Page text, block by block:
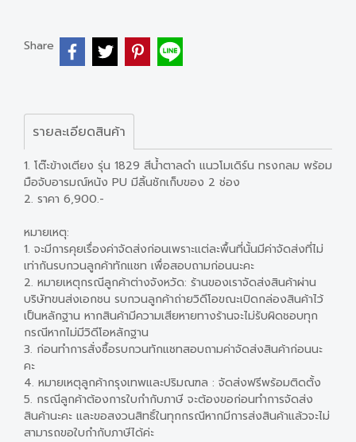
Share
รายละเอียดสินค้า
1. โต๊ะข้างเตียง รุ่น 1829 สีน้ำตาลดำ แนวโมเดิร์น ทรงกลม พร้อม
มือจับอารมณ์หนัง PU มีลิ้นชักเก็บของ 2 ช่อง
2. ราคา 6,900.-
หมายเหตุ:
1. จะมีการคุยเรื่องค่าจัดส่งก่อนเพราะแต่ละพื้นที่นั้นมีค่าจัดส่งที่ไม่
เท่ากันรบกวนลูกค้าทักแชท เพื่อสอบถามก่อนนะคะ
2. หมายเหตุกรณีลูกค้าต่างจังหวัด: ร้านของเราจัดส่งสินค้าผ่าน
บริษัทขนส่งเอกชน รบกวนลูกค้าถ่ายวิดีโอขณะเปิดกล่องสินค้าไว้
เป็นหลักฐาน หากสินค้ามีความเสียหายทางร้านจะไม่รับผิดชอบทุก
กรณีหากไม่มีวิดีโอหลักฐาน
3. ก่อนทำการสั่งซื้อรบกวนทักแชทสอบถามค่าจัดส่งสินค้าก่อนนะ
คะ
4. หมายเหตุลูกค้ากรุงเทพและปริมณฑล : จัดส่งฟรีพร้อมติดตั้ง
5. กรณีลูกค้าต้องการใบกำกับภาษี จะต้องขอก่อนทำการจัดส่ง
สินค้านะคะ และขอสงวนสิทธิ์ในทุกกรณีหากมีการส่งสินค้าแล้วจะไม่
สามารถขอใบกำกับภาษีได้ค่ะ